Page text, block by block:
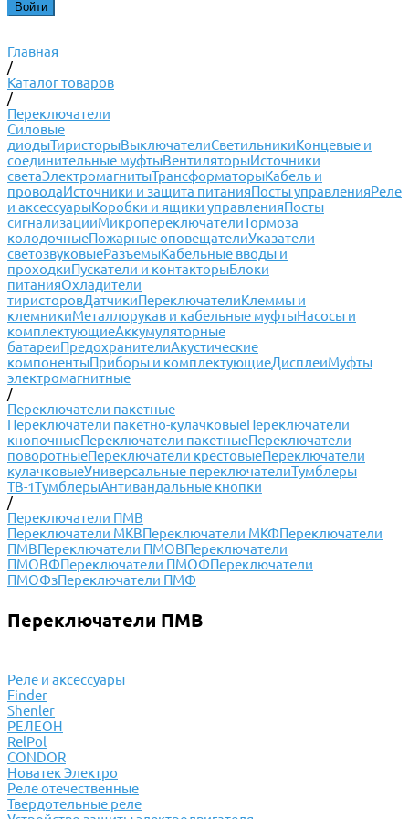
Главная
/
Каталог товаров
/
Переключатели
Силовые
диодыТиристорыВыключателиСветильникиКонцевые и
соединительные муфтыВентиляторыИсточники
светаЭлектромагнитыТрансформаторыКабель и
проводаИсточники и защита питанияПосты управленияРеле
и аксессуарыКоробки и ящики управленияПосты
сигнализацииМикропереключателиТормоза
колодочныеПожарные оповещателиУказатели
светозвуковыеРазъемыКабельные вводы и
проходкиПускатели и контакторыБлоки
питанияОхладители
тиристоровДатчикиПереключателиКлеммы и
клемникиМеталлорукав и кабельные муфтыНасосы и
комплектующиеАккумуляторные
батареиПредохранителиАкустические
компонентыПриборы и комплектующиеДисплеиМуфты
электромагнитные
/
Переключатели пакетные
Переключатели пакетно-кулачковыеПереключатели
кнопочныеПереключатели пакетныеПереключатели
поворотныеПереключатели крестовыеПереключатели
кулачковыеУниверсальные переключателиТумблеры
ТВ-1ТумблерыАнтивандальные кнопки
/
Переключатели ПМВ
Переключатели МКВПереключатели МКФПереключатели
ПМВПереключатели ПМОВПереключатели
ПМОВФПереключатели ПМОФПереключатели
ПМОФзПереключатели ПМФ
Переключатели ПМВ
Реле и аксессуары
Finder
Shenler
РЕЛЕОН
RelPol
CONDOR
Новатек Электро
Реле отечественные
Твердотельные реле